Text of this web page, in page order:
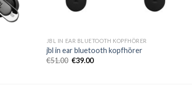
JBL IN EAR BLUETOOTH KOPFHÖRER
jbl in ear bluetooth kopfhörer
€51.00 €39.00